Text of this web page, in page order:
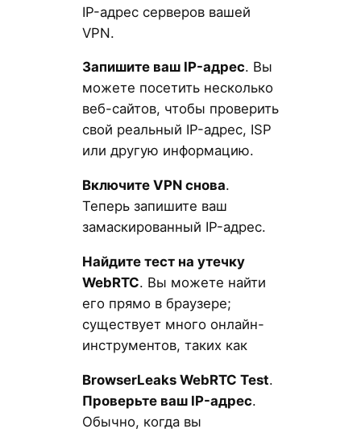
IP-адрес серверов вашей
VPN.
Запишите ваш IP-адрес. Вы
можете посетить несколько
веб-сайтов, чтобы проверить
свой реальный IP-адрес, ISP
или другую информацию.
Включите VPN снова.
Теперь запишите ваш
замаскированный IP-адрес.
Найдите тест на утечку
WebRTC. Вы можете найти
его прямо в браузере;
существует много онлайн-
инструментов, таких как
BrowserLeaks WebRTC Test.
Проверьте ваш IP-адрес.
Обычно, когда вы